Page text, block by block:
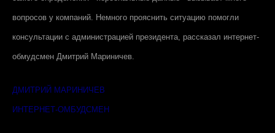
вопросов у компаний. Немного прояснить ситуацию помогли
консультации с администрацией президента, рассказал интернет-
обмудсмен Дмитрий Мариничев.
ДМИТРИЙ МАРИНИЧЕВ
ИНТЕРНЕТ-ОМБУДСМЕН